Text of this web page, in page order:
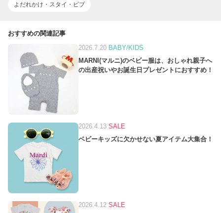
よだれかけ・スタイ・ビブ
おすすめの関連記事
2026.7.20 BABY/KIDS
MARNI(マルニ)のベビー服は、おしゃれ親子へ
の出産祝いやお誕生日プレゼントにおすすめ！
2026.4.13 SALE
ベビーキッズに欠かせない夏アイテム大集合！
2026.4.12 SALE